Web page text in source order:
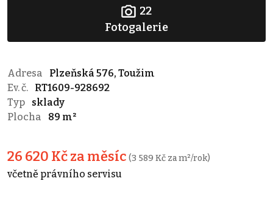
22
Fotogalerie
Adresa
Plzeňská 576, Toužim
Ev. č.
RT1609-928692
Typ
sklady
Plocha
89 m²
26 620 Kč za měsíc (3 589 Kč za m²/rok)
včetně právního servisu